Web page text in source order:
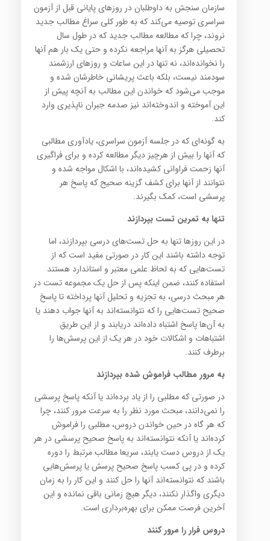
سازمان سنجش به داوطلبان در روزهای پایانی قبل از آزمون
سراسری توصیه می‌کند که به طور کلی سراغ مطالب جدید
نروند، چرا که مطالعه مطالب جدید که در طول سال
تحصیلی هرگز به آنها مراجعه نکرده و حتی یک بار هم آنها
را نخوانده‌اند، نه تنها در این ساعات و روزهای ارزشمند
سودمند نیست، بلکه باعث پریشانی خاطرشان شده و
موجب می‌شود که خواندن این مطالب به آنچه پیش از
این آموخته و اندوخته‌اند نیز صدمه جبران ناپذیری وارد
کند.
به گونه‌ای که در جلسه آزمون سراسری، یادآوری مطالبی
که آنها را بیش از هرچیز دیگر مطالعه کرده و برای فراگیری
آنها زحمت فراوانی کشیده‌اند، با اشکال مواجه شده و
نتوانند از آنها برای کشف گزینه صحیح که پاسخ هر
پرسشی است، کمک بگیرند.
تنها به تمرین تست بپردازند
در این روزها تنها به حل تست‌های درسی بپردازند، اما
توجه داشته باشند این کار در صورتی مفید است که از
تست‌هایی که به لحاظ علمی معتبر و استاندارد هستند
استفاده کنند، ضمن اینکه پس از حل یک مجموعه تست در
هر مبحث درسی، به تجزیه و تحلیل آنها پرداخته تا پاسخ
صحیح تست‌هایی را که نتوانسته‌اند به آنها جواب دهند یا
به آن‌ها پاسخ اشتباه داده‌اند دریابند و از این طریق
اشتباهات و اشکالات خود در هر یک از این پرسش‌ها را
برطرف کنند.
به مرور مطالب فراموش شده بپردازند
در صورتی که مطلبی را از یاد برده‌اند یا آنکه پاسخ پرسشی
را نمی‌دانند، مبحث مورد نظر را به سرعت مرور کنند، چرا
که هر گاه در حین خواندن دروس، مطلبی را فراموش
کرده‌اند یا آنکه نتوانسته‌اند به پاسخ صحیح پرسشی در هر
یک از دروس دست یابند، سریعا مطالب مرتبط را دوره
کرده و در پی کسب پاسخ صحیح پرسش‌ یا پرسش‌هایی
باشند که نتوانسته‌اند آنها را حل کنند و این کار را به زمان
دیگری واگذار نکنند، دیگر هیچ زمانی باقی نمانده و این
آخرین فرصت ممکن برای بهره‌برداری است.
دروس فرار را مرور کنند